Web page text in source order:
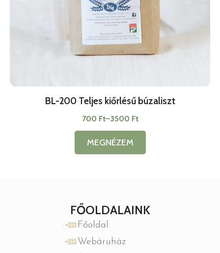
BL-200 Teljes kiőrlésű búzaliszt
700 Ft–3500 Ft
Ártartomány:
700 Ft
-
MEGNÉZEM
Ennek
a
változatok
választhatók
FŐOLDALAINK
Főoldal
Webáruház